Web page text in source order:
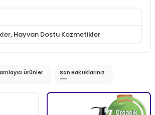
, Hayvan Dostu Kozmetikler
Ürünler Son Baktıklarınız